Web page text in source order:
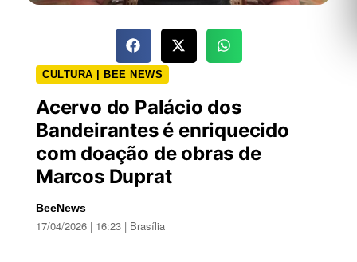
CULTURA | BEE NEWS
Acervo do Palácio dos
Bandeirantes é enriquecido
com doação de obras de
Marcos Duprat
BeeNews
17/04/2026 | 16:23 | Brasília